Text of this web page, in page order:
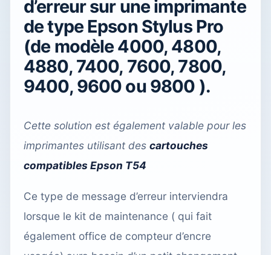
d’erreur sur une imprimante
de type Epson Stylus Pro
(de modèle 4000, 4800,
4880, 7400, 7600, 7800,
9400, 9600 ou 9800 ).
Cette solution est également valable pour les
imprimantes utilisant des cartouches
compatibles Epson T54
Ce type de message d’erreur interviendra
lorsque le kit de maintenance ( qui fait
également office de compteur d’encre